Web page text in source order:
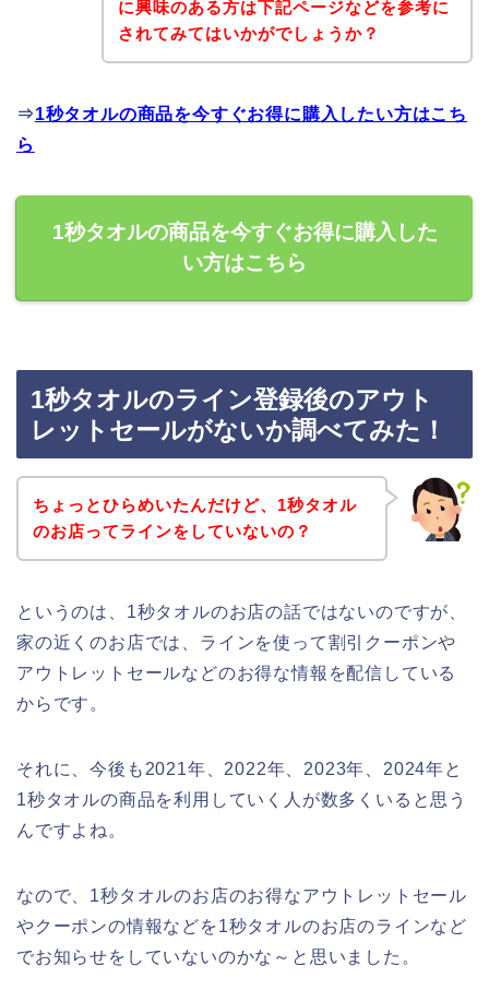
に興味のある方は下記ページなどを参考に
されてみてはいかがでしょうか？
⇒1秒タオルの商品を今すぐお得に購入したい方はこち
ら
1秒タオルの商品を今すぐお得に購入した
い方はこちら
1秒タオルのライン登録後のアウト
レットセールがないか調べてみた！
ちょっとひらめいたんだけど、1秒タオル
のお店ってラインをしていないの？
というのは、1秒タオルのお店の話ではないのですが、
家の近くのお店では、ラインを使って割引クーポンや
アウトレットセールなどのお得な情報を配信している
からです。
それに、今後も2021年、2022年、2023年、2024年と
1秒タオルの商品を利用していく人が数多くいると思う
んですよね。
なので、1秒タオルのお店のお得なアウトレットセール
やクーポンの情報などを1秒タオルのお店のラインなど
でお知らせをしていないのかな～と思いました。